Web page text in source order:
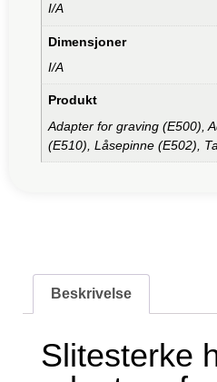
I/A
Dimensjoner
I/A
Produkt
Adapter for graving (E500),
(E510), Låsepinne (E502),
Beskrivelse
Slitesterke